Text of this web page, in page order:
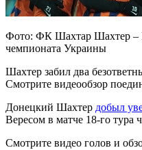
Фото: ФК Шахтар Шахтер –
чемпионата Украины
Шахтер забил два
Смотрите видеообзор
Донецкий Шахтер добыл
Вересом в матче 18-го тура
Смотрите видео голов и